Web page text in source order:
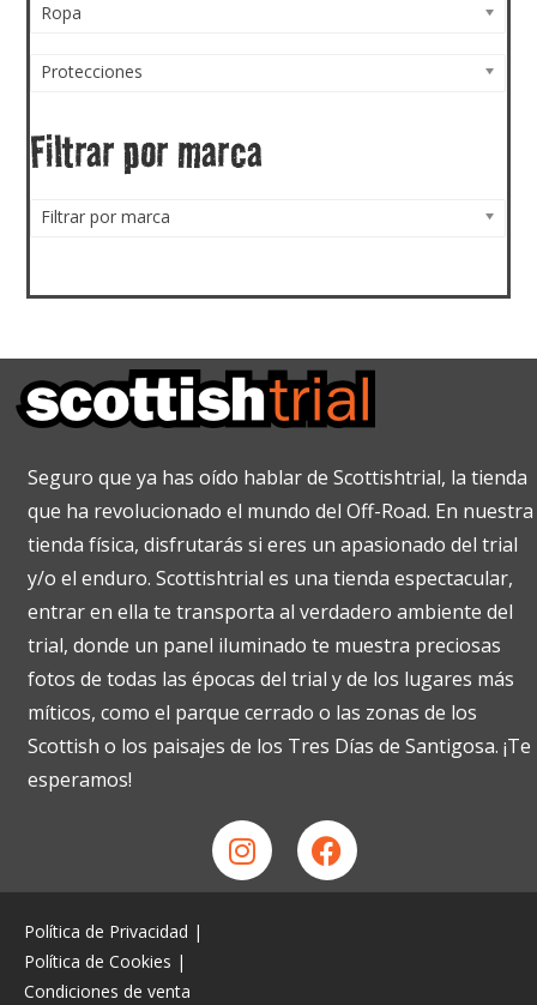
Ropa
Protecciones
Filtrar por marca
Filtrar por marca
Seguro que ya has oído hablar de Scottishtrial, la tienda
que ha revolucionado el mundo del Off-Road. En nuestra
tienda física, disfrutarás si eres un apasionado del trial
y/o el enduro. Scottishtrial es una tienda espectacular,
entrar en ella te transporta al verdadero ambiente del
trial, donde un panel iluminado te muestra preciosas
fotos de todas las épocas del trial y de los lugares más
míticos, como el parque cerrado o las zonas de los
Scottish o los paisajes de los Tres Días de Santigosa. ¡Te
esperamos!
Política de Privacidad |
Política de Cookies |
Condiciones de venta